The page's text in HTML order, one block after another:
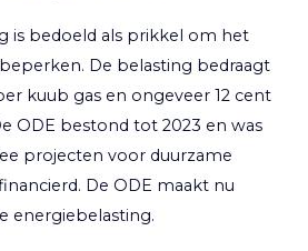
is bedoeld als prikkel om het
De belasting bedraagt
kuub gas en ongeveer 12 cent
ODE bestond tot 2023 en was
projecten voor duurzame
De ODE maakt nu
energiebelasting.